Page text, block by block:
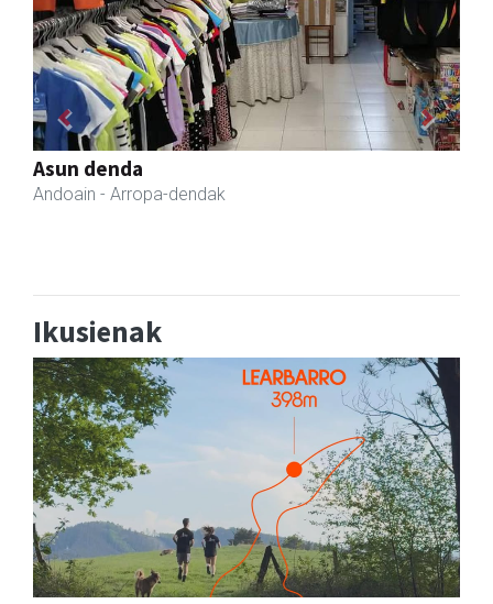
Urnieta
Previous Next
Ikusienak